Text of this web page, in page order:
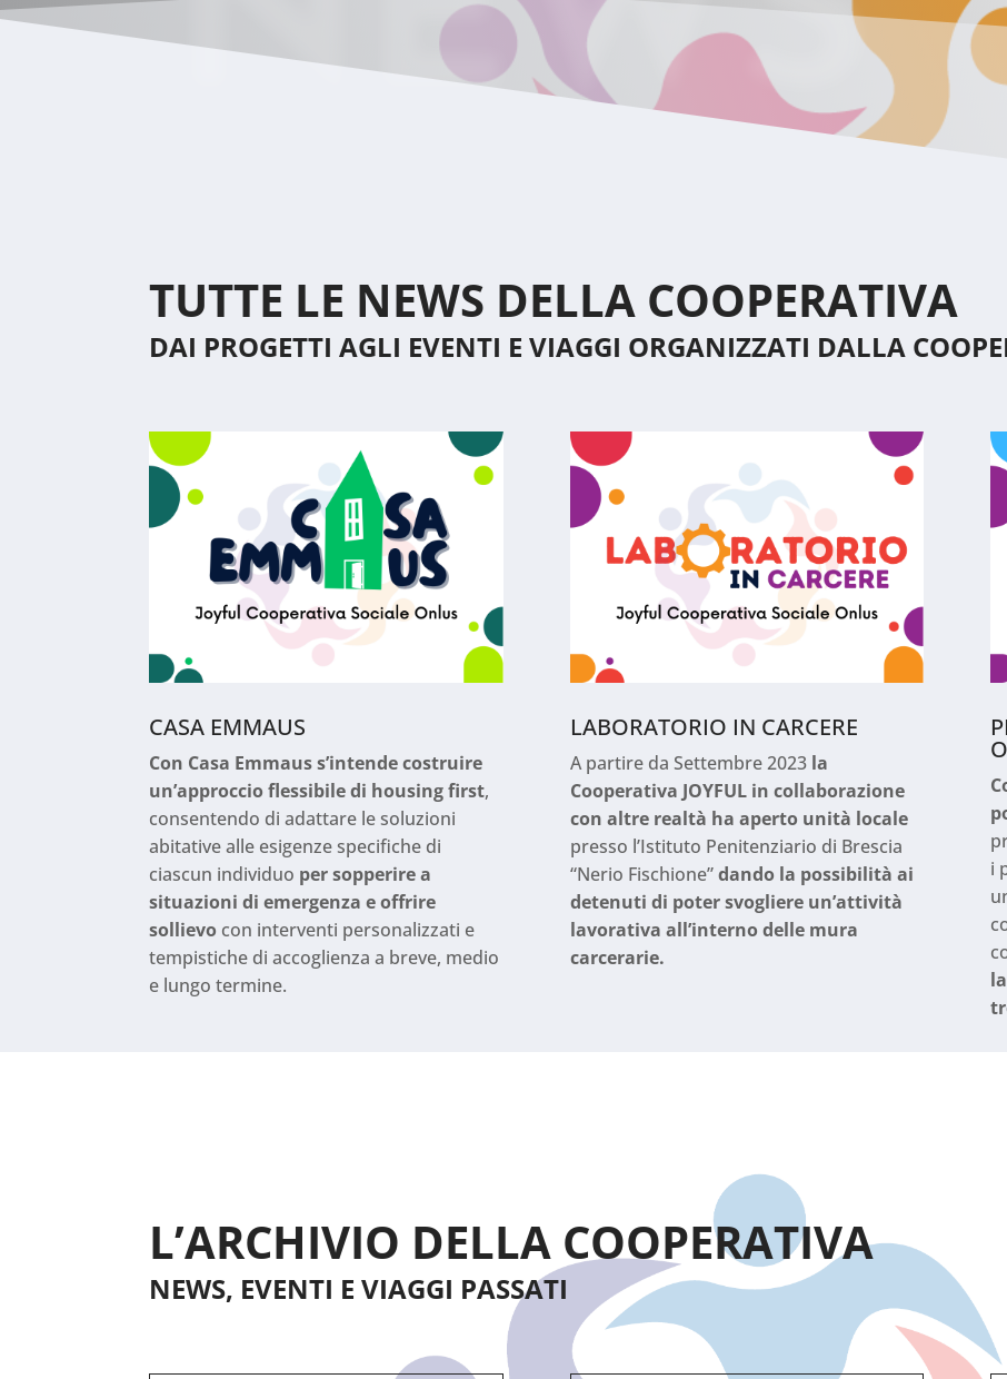
TUTTE LE NEWS DELLA COOPERATIVA
DAI PROGETTI AGLI EVENTI E VIAGGI ORGANIZZATI DALLA
CASA EMMAUS
Con Casa Emmaus s’intende costruire
un’approccio flessibile di housing first,
consentendo di adattare le soluzioni
abitative alle esigenze specifiche di
ciascun individuo per sopperire a
situazioni di emergenza e offrire
sollievo con interventi personalizzati e
tempistiche di accoglienza a breve, medio
e lungo termine.
LABORATORIO IN CARCERE
A partire da Settembre 2023 la
Cooperativa JOYFUL in collaborazione
con altre realtà ha aperto unità locale
presso l’Istituto Penitenziario di Brescia
“Nerio Fischione”dando la possibilità ai
detenuti di poter svogliere un’attività
lavorativa all’interno delle mura
carcerarie.
i
L’ARCHIVIO DELLA COOPERATIVA
NEWS, EVENTI E VIAGGI PASSATI